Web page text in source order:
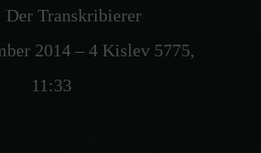
Der Transkribierer
2014 – 4 Kislev 5775,
11:33